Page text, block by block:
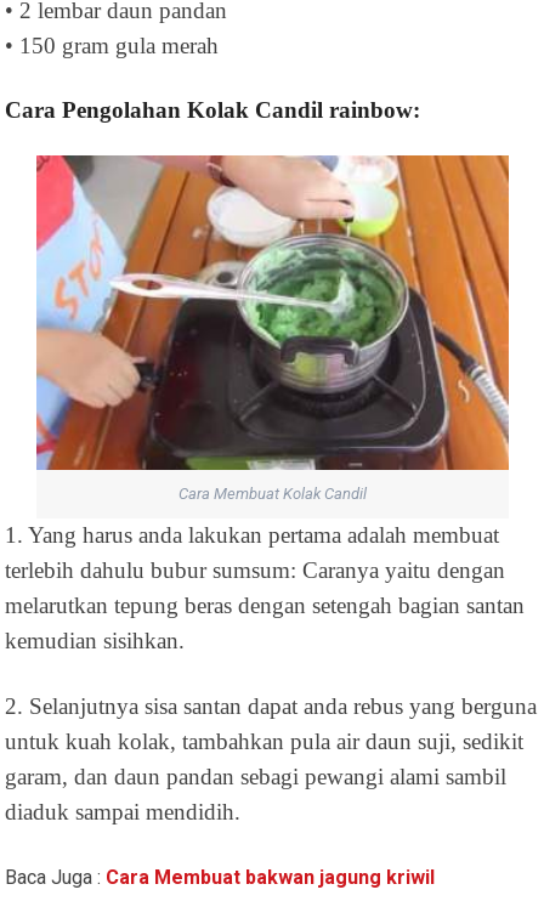
• 2 lembar daun pandan
• 150 gram gula merah
Cara Pengolahan Kolak Candil rainbow:
Cara Membuat Kolak Candil
1. Yang harus anda lakukan pertama adalah membuat
terlebih dahulu bubur sumsum: Caranya yaitu dengan
melarutkan tepung beras dengan setengah bagian santan
kemudian sisihkan.
2. Selanjutnya sisa santan dapat anda rebus yang berguna
untuk kuah kolak, tambahkan pula air daun suji, sedikit
garam, dan daun pandan sebagi pewangi alami sambil
diaduk sampai mendidih.
Baca Juga : Cara Membuat bakwan jagung kriwil